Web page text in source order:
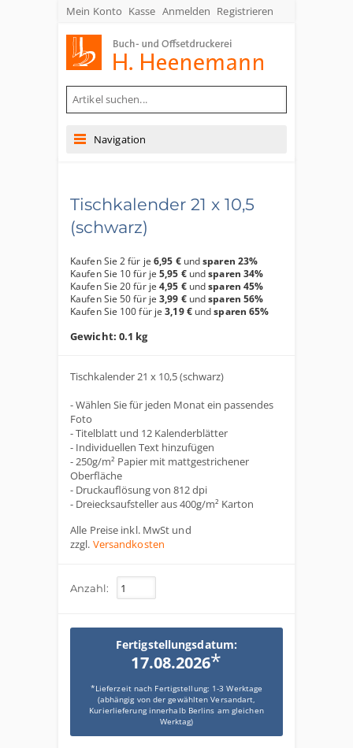
Mein Konto Kasse Anmelden Registrieren
Navigation
Tischkalender 21 x 10,5
(schwarz)
Kaufen Sie 2 für je 6,95 €undsparen 23%
Kaufen Sie 10 für je5,95 €undsparen 34%
Kaufen Sie 20 für je4,95 €undsparen 45%
Kaufen Sie 50 für je3,99 €undsparen 56%
Kaufen Sie 100 für je3,19 €undsparen65%
Gewicht: 0.1 kg
Tischkalender 21 x 10,5 (schwarz)
- Wählen Sie für jeden Monat ein passendes
Foto
- Titelblatt und 12 Kalenderblätter
- Individuellen Text hinzufügen
- 250g/m² Papier mit mattgestrichener
Oberfläche
- Druckauflösung von 812 dpi
- Dreiecksaufsteller aus 400g/m² Karton
Alle Preise inkl. MwSt und
zzgl. Versandkosten
Anzahl:
Fertigstellungsdatum:
17.08.2026*
*Lieferzeit nach Fertigstellung: 1-3 Werktage
(abhängig von der gewählten Versandart,
Kurierlieferung innerhalb Berlins am gleichen
Werktag)